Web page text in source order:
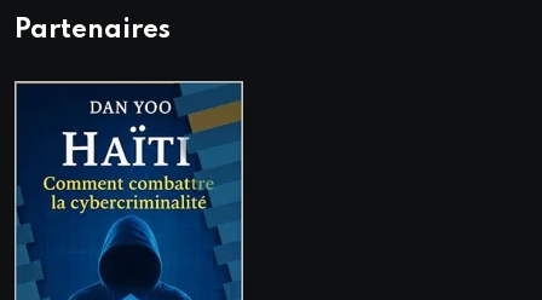
Partenaires